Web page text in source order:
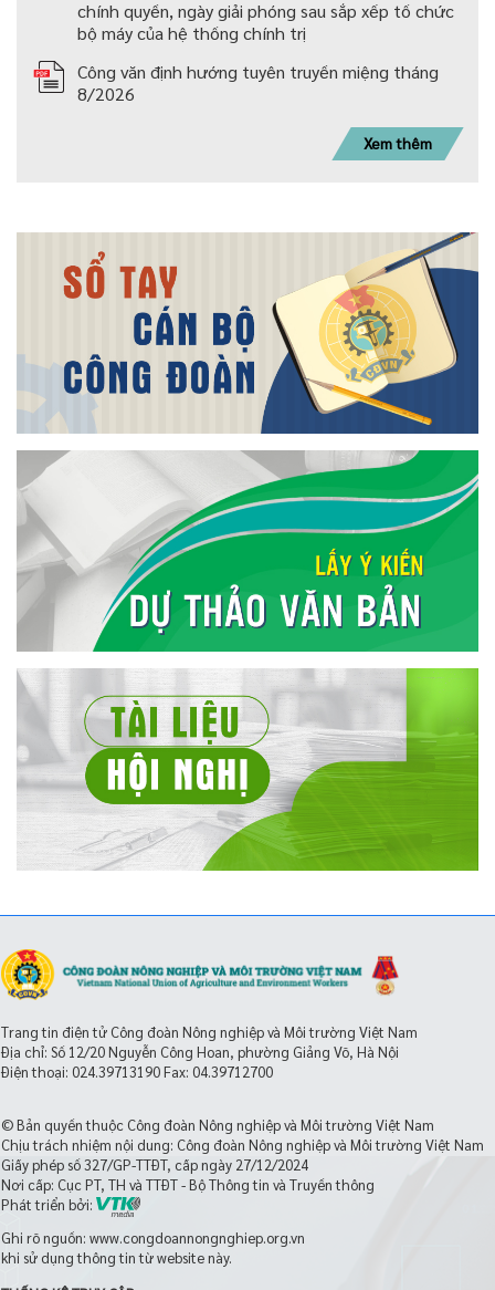
chính quyền, ngày giải phóng sau sắp xếp tố chức
bộ máy của hệ thống chính trị
Công văn định hướng tuyên truyền miệng tháng
8/2026
Xem thêm
Trang tin điện tử Công đoàn Nông nghiệp và Môi trường Việt Nam
Địa chỉ: Số 12/20 Nguyễn Công Hoan, phường Giảng Võ, Hà Nội
Điện thoại: 024.39713190Fax: 04.39712700
© Bản quyền thuộc Công đoàn Nông nghiệp và Môi trường Việt Nam
Chịu trách nhiệm nội dung: Công đoàn Nông nghiệp và Môi trường Việt Nam
Giấy phép số 327/GP-TTĐT, cấp ngày 27/12/2024
Nơi cấp: Cục PT, TH và TTĐT - Bộ Thông tin và Truyền thông
Phát triển bởi:
Ghi rõ nguồn: www.congdoannongnghiep.org.vn
khi sử dụng thông tin từ website này.